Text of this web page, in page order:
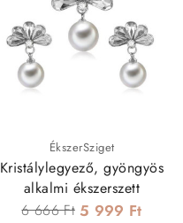
ÉkszerSziget
Kristálylegyező, gyöngyös
alkalmi ékszerszett
6 666 Ft 5 999 Ft